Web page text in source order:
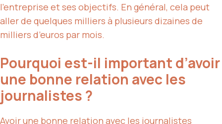
l’entreprise et ses objectifs. En général, cela peut
aller de quelques milliers à plusieurs dizaines de
milliers d’euros par mois.
Pourquoi est-il important d’avoir
une bonne relation avec les
journalistes ?
Avoir une bonne relation avec les journalistes